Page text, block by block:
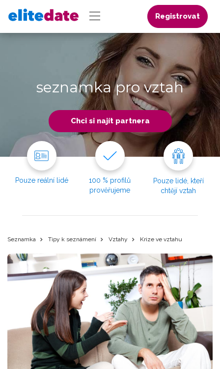
Registrovat
seznamka pro vztah
Chci si najít partnera
Pouze reální lidé
100 % profilů
prověřujeme
Pouze lidé, kteří
chtějí vztah
Seznamka Tipy k seznámení Vztahy Krize ve vztahu